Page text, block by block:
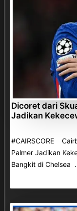
Dicoret dari
Jadikan
#CAIRSCORE
Palmer Jadikan
Bangkit di Chelsea